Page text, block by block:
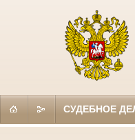
СУДЕБНОЕ